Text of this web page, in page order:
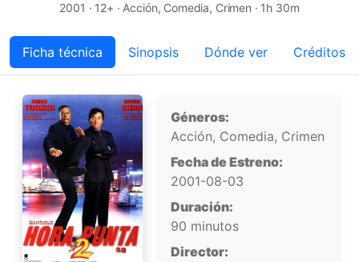
2001 · 12+ · Acción, Comedia, Crimen · 1h 30m
Ficha técnica Sinopsis Dónde ver Créditos
Ficha técnica
Géneros:
Acción, Comedia, Crimen
Fecha de Estreno:
2001-08-03
Duración:
90 minutos
Director: